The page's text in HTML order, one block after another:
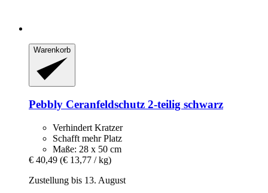
Warenkorb
Pebbly Ceranfeldschutz 2-​teilig schwarz
Verhindert Kratzer
Schafft mehr Platz
Maße: 28 x 50 cm
€ 40,49 (€ 13,77 / kg)
Zustellung bis 13. August